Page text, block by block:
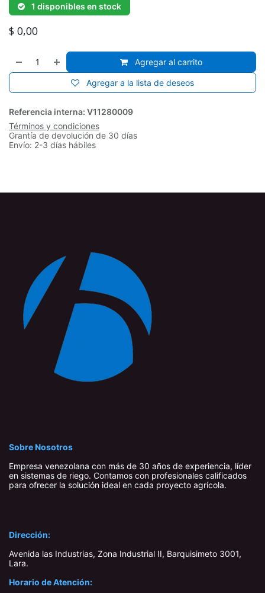
1 disponibles en stock
$ 0,00
Agregar al carrito
Agregar a la lista de deseos
Referencia interna: V11280009
Términos y condiciones
Grantía de devolución de 30 días
Envío: 2-3 días hábiles
Sobre Nosotros
Empresa venezolana con más de 30 años de experiencia, líder
en sistemas de riego. Contamos con profesionales calificados
para ofrecer la solución ideal en cada proyecto agrícola.
Dirección:
Avenida las Industrias, Zona Industrial II, Barquisimeto 3001,
Lara​.
Horario de Atención: